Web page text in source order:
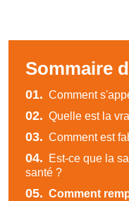
Sommaire
01. Comment
02. Quelle est la
03. Comment est
04.
Est-ce que la
santé ?
05. Comment